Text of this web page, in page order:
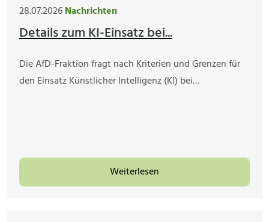
28.07.2026Nachrichten
Details zum KI-Einsatz bei...
Die AfD-Fraktion fragt nach Kriterien und Grenzen für
den Einsatz Künstlicher Intelligenz (KI) bei…
Weiterlesen